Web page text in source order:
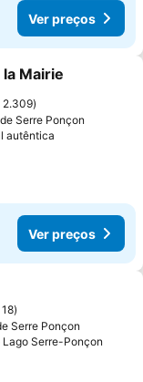
Ver preços
favoritos
Mairie
2.309
Serre Ponçon
autêntica
Ver preços
favoritos
18
Serre Ponçon
Serre-Ponçon